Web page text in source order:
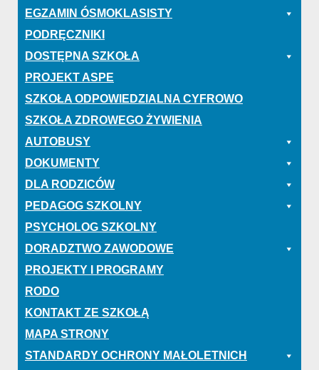
EGZAMIN ÓSMOKLASISTY
PODRĘCZNIKI
DOSTĘPNA SZKOŁA
PROJEKT ASPE
SZKOŁA ODPOWIEDZIALNA CYFROWO
SZKOŁA ZDROWEGO ŻYWIENIA
AUTOBUSY
DOKUMENTY
DLA RODZICÓW
PEDAGOG SZKOLNY
PSYCHOLOG SZKOLNY
DORADZTWO ZAWODOWE
PROJEKTY I PROGRAMY
RODO
KONTAKT ZE SZKOŁĄ
MAPA STRONY
STANDARDY OCHRONY MAŁOLETNICH